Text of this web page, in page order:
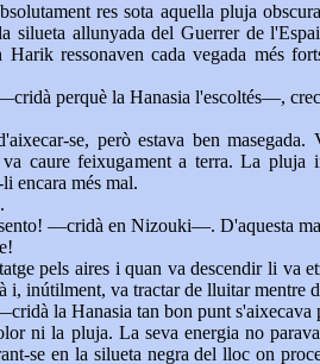
res sota aquella pluja
silueta allunyada del Guerrer de
Harik ressonaven cada vegada més
perquè la Hanasia l'escoltés—,
se, però estava ben masegada.
caure feixugament a terra. La pluja
encara més mal.
—cridà en Nizouki—. D'aquesta
pels aires i quan va descendir li va
i, inútilment, va tractar de lluitar mentre
la Hanasia tan bon punt s'aixecava
ni la pluja. La seva energia no
se en la silueta negra del lloc on